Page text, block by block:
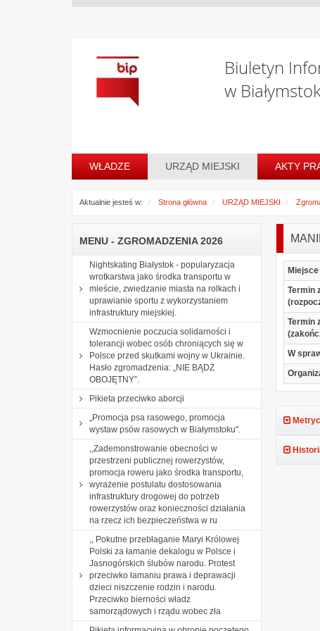
Biuletyn
w
WŁADZE URZĄD MIEJSKI AKTY
Aktualnie jesteś w: Strona główna URZĄD MIEJSKI
MENU - ZGROMADZENIA 2026
Nightskating Białystok - popularyzacja
wrotkarstwa jako środka transportu w
mieście, zwiedzanie miasta na rolkach i
uprawianie sportu z wykorzystaniem
infrastruktury miejskiej.
Wzmocnienie poczucia solidarności i
tolerancji wobec osób chroniących się w
Polsce przed skutkami wojny w Ukrainie.
Hasło zgromadzenia: „NIE BĄDŻ
OBOJĘTNY”.
Pikieta przeciwko aborcji
„Promocja psa rasowego, promocja
wystaw psów rasowych w Białymstoku".
,,Zademonstrowanie obecności w
przestrzeni publicznej rowerzystów,
promocja roweru jako środka transportu,
wyrażenie postulatu dostosowania
infrastruktury drogowej do potrzeb
rowerzystów oraz konieczności działania
na rzecz ich bezpieczeństwa w ru
,, Pokutne przebłaganie Maryi Królowej
Polski za łamanie dekalogu w Polsce i
Jasnogórskich ślubów narodu. Protest
przeciwko łamaniu prawa i deprawacji
dzieci niszczenie rodzin i narodu.
Przeciwko bierności władz
samorządowych i rządu wobec zła
Miejsce
Termin
Termin
W